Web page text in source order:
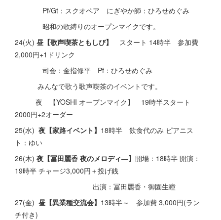
Pf/Gt：スクオペア にぎやか師：ひろせめぐみ
昭和の歌縛りのオープンマイクです。
24(火) 昼【歌声喫茶ともしび】 スタート 14時半 参加費
2,000円+1ドリンク
司会：金指修平 Pf：ひろせめぐみ
みんなで歌う歌声喫茶のイベントです。
夜 【YOSHI オープンマイク】 19時半スタート
2000円+2オーダー
25(水) 夜【家路イベント】 18時半 飲食代のみ ピアニス
ト：ゆい
26(木) 夜【冨田麗香 夜のメロディ―】 開場：18時半 開演：
19時半 チャージ3,000円＋投げ銭
出演：冨田麗香・御園生瞳
27(金) 昼【異業種交流会】 13時半～ 参加費 3,000円(ラン
チ付き)